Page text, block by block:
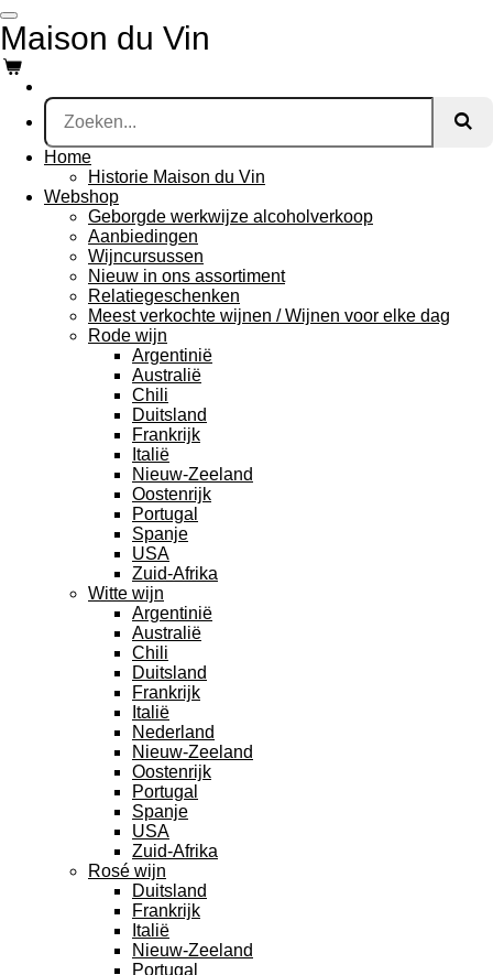
Ga
direct
naar
de
hoofdinhoud
Maison du Vin
Home
Historie Maison du Vin
Webshop
Geborgde werkwijze alcoholverkoop
Aanbiedingen
Wijncursussen
Nieuw in ons assortiment
Relatiegeschenken
Meest verkochte wijnen / Wijnen voor elke dag
Rode wijn
Argentinië
Australië
Chili
Duitsland
Frankrijk
Italië
Nieuw-Zeeland
Oostenrijk
Portugal
Spanje
USA
Zuid-Afrika
Witte wijn
Argentinië
Australië
Chili
Duitsland
Frankrijk
Italië
Nederland
Nieuw-Zeeland
Oostenrijk
Portugal
Spanje
USA
Zuid-Afrika
Rosé wijn
Duitsland
Frankrijk
Italië
Nieuw-Zeeland
Portugal